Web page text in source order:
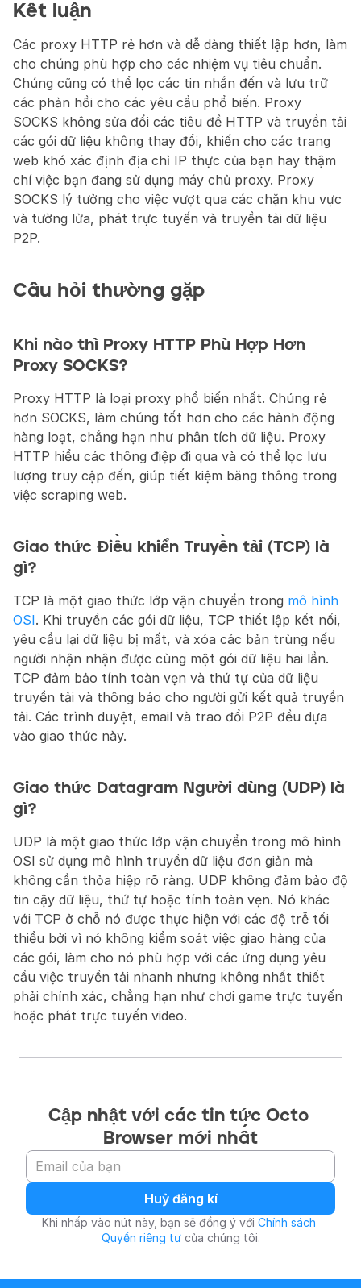
Kết luận
Các proxy HTTP rẻ hơn và dễ dàng thiết lập hơn, làm
cho chúng phù hợp cho các nhiệm vụ tiêu chuẩn.
Chúng cũng có thể lọc các tin nhắn đến và lưu trữ
các phản hồi cho các yêu cầu phổ biến. Proxy
SOCKS không sửa đổi các tiêu đề HTTP và truyền tải
các gói dữ liệu không thay đổi, khiến cho các trang
web khó xác định địa chỉ IP thực của bạn hay thậm
chí việc bạn đang sử dụng máy chủ proxy. Proxy
SOCKS lý tưởng cho việc vượt qua các chặn khu vực
và tường lửa, phát trực tuyến và truyền tải dữ liệu
P2P.
Câu hỏi thường gặp
Khi nào thì Proxy HTTP Phù Hợp Hơn
Proxy SOCKS?
Proxy HTTP là loại proxy phổ biến nhất. Chúng rẻ
hơn SOCKS, làm chúng tốt hơn cho các hành động
hàng loạt, chẳng hạn như phân tích dữ liệu. Proxy
HTTP hiểu các thông điệp đi qua và có thể lọc lưu
lượng truy cập đến, giúp tiết kiệm băng thông trong
việc scraping web.
Giao thức Điều khiển Truyền tải (TCP) là
gì?
TCP là một giao thức lớp vận chuyển trong mô hình
OSI. Khi truyền các gói dữ liệu, TCP thiết lập kết nối,
yêu cầu lại dữ liệu bị mất, và xóa các bản trùng nếu
người nhận nhận được cùng một gói dữ liệu hai lần.
TCP đảm bảo tính toàn vẹn và thứ tự của dữ liệu
truyền tải và thông báo cho người gửi kết quả truyền
tải. Các trình duyệt, email và trao đổi P2P đều dựa
vào giao thức này.
Giao thức Datagram Người dùng (UDP) là
gì?
UDP là một giao thức lớp vận chuyển trong mô hình
OSI sử dụng mô hình truyền dữ liệu đơn giản mà
không cần thỏa hiệp rõ ràng. UDP không đảm bảo độ
tin cậy dữ liệu, thứ tự hoặc tính toàn vẹn. Nó khác
với TCP ở chỗ nó được thực hiện với các độ trễ tối
thiểu bởi vì nó không kiểm soát việc giao hàng của
các gói, làm cho nó phù hợp với các ứng dụng yêu
cầu việc truyền tải nhanh nhưng không nhất thiết
phải chính xác, chẳng hạn như chơi game trực tuyến
hoặc phát trực tuyến video.
Cập nhật với các tin tức Octo
Browser mới nhất
Huỷ đăng kí
Khi nhấp vào nút này, bạn sẽ đồng ý với Chính sách
Quyền riêng tư của chúng tôi.